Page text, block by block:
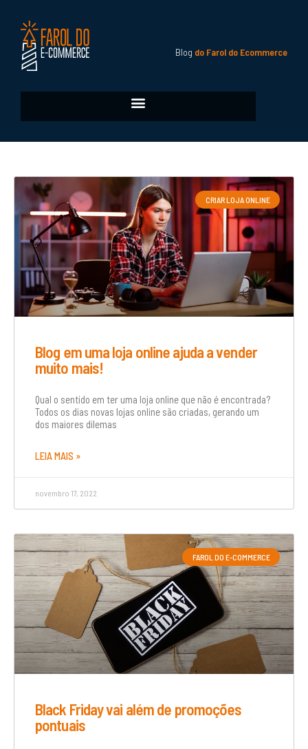
Blog do Farol do Ecommerce
CRIAR LOJA ONLINE
Blog em uma loja online ajuda a vender
muito mais!
Qual o sentido em ter uma loja online que não é encontrada?
Todos os dias novas lojas online são criadas, gerando um
dos maiores dilemas
LEIA MAIS »
novembro 17, 2022
FAROL DO E-COMMERCE
Black Friday vai além de promoções
pontuais